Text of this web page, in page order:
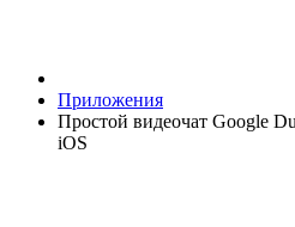
Приложения
Простой видеочат Google
iOS